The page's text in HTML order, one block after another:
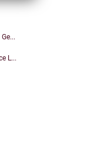
L...